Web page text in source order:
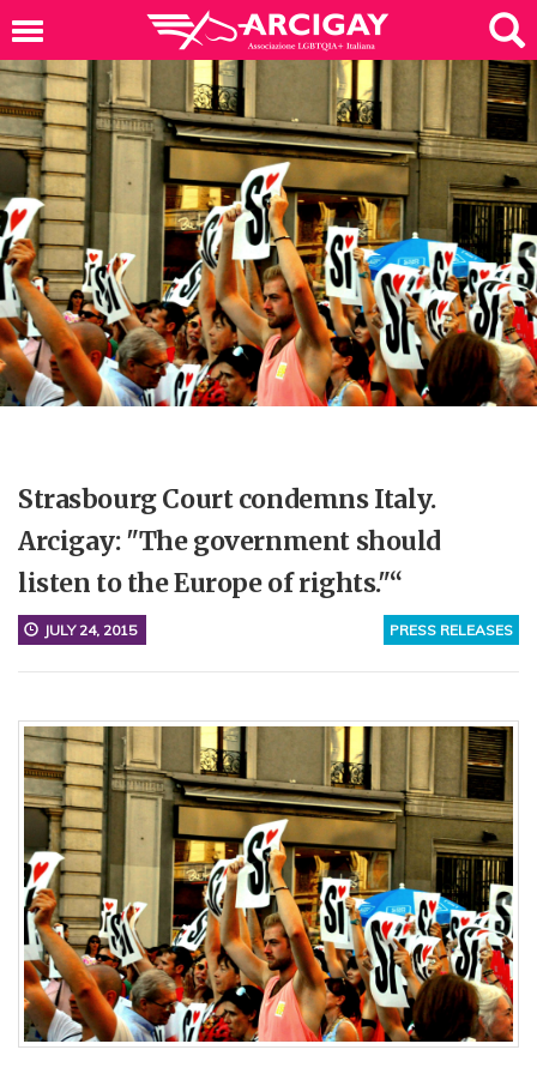
Strasbourg Court condemns Italy.
Arcigay: "The government should
listen to the Europe of rights."“
PRESS RELEASES
JULY 24, 2015